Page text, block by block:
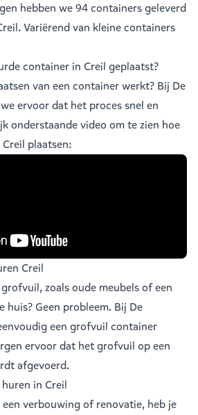
hebben we 94 containers geleverd
Variërend van kleine containers
container in Creil geplaatst?
van een container werkt? Bij De
ervoor dat het proces snel en
onderstaande video om te zien hoe
plaatsen:
Creil
zoals oude meubels of een
Geen probleem. Bij De
een grofvuil container
ervoor dat het grofvuil op een
afgevoerd.
in Creil
verbouwing of renovatie, heb je